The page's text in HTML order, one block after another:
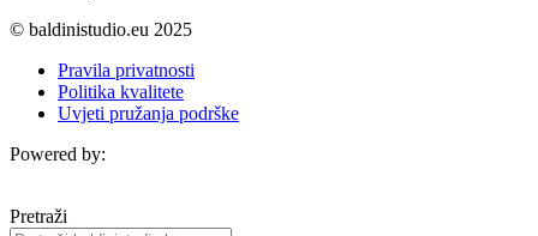
© baldinistudio.eu 2025
Pravila privatnosti
Politika kvalitete
Uvjeti pružanja podrške
Powered by:
Pretraži